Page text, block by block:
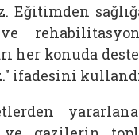
Eğitimden
her konuda
ifadesini